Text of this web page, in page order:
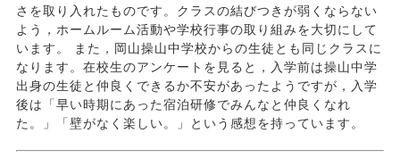
さを取り入れたものです。クラスの結びつきが弱くならない
よう，ホームルーム活動や学校行事の取り組みを大切にして
います。 また，岡山操山中学校からの生徒とも同じクラスに
なります。在校生のアンケートを見ると，入学前は操山中学
出身の生徒と仲良くできるか不安があったようですが，入学
後は「早い時期にあった宿泊研修でみんなと仲良くなれ
た。」「壁がなく楽しい。」という感想を持っています。